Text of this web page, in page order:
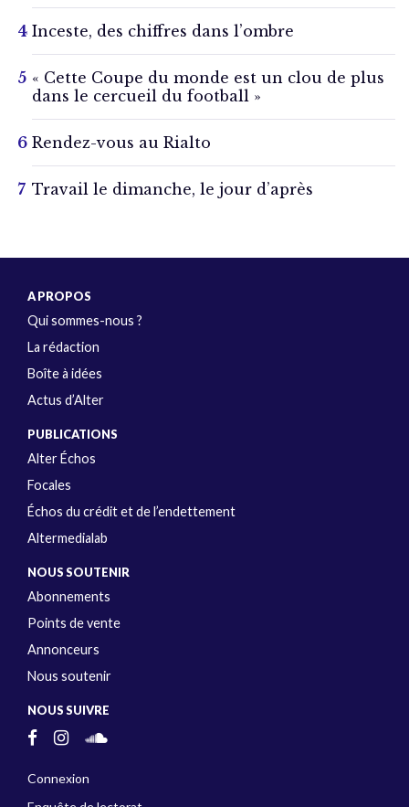
Inceste, des chiffres dans l’ombre
« Cette Coupe du monde est un clou de plus
dans le cercueil du football »
Rendez-vous au Rialto
Travail le dimanche, le jour d’après
A PROPOS
Qui sommes-nous ?
La rédaction
Boîte à idées
Actus d’Alter
PUBLICATIONS
Alter Échos
Focales
Échos du crédit et de l’endettement
Altermedialab
NOUS SOUTENIR
Abonnements
Points de vente
Annonceurs
Nous soutenir
NOUS SUIVRE
Connexion